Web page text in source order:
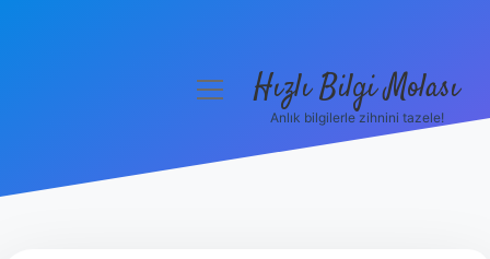
menüyüHızlı Bilgi Molası
Anlık bilgilerle zihnini tazele!